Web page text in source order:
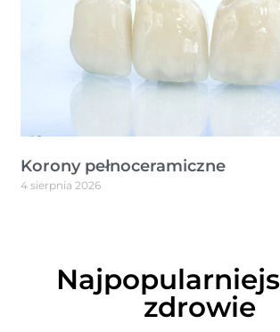
Korony pełnoceramiczne
4 sierpnia 2026
zdrowie